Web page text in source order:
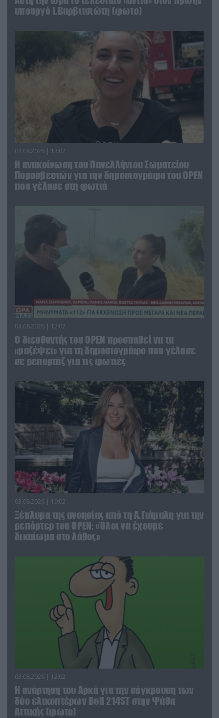
υπουργό Ι.Βαρβιτσιώτη (φωτο)
04.08.2026 | 13:02
Η ανακοίνωση του Πανελλήνιου Σωματείου
Πυροσβεστών για την δημοσιογράφο του OPEN
που γέλασε στη φωτιά
04.08.2026 | 12:02
O διευθυντής του OPEN προσπαθεί να τα
«μαζέψει» για τη δημοσιογράφο που γέλασε
σε ρεπορτάζ για τις φωτιές
03.08.2026 | 19:02
Ξέπλυμα της ανοησίας από τη Α.Γιάμαλη για την
ρεπόρτερ του ΟΡΕΝ: «Όλοι να έχουμε
δικαίωμα στο λάθος»
03.08.2026 | 12:02
Η ανάρτηση του Αρκά για την σύγκρουση των
δύο ελικοπτέρων Bell 214ST στην Ψάθα
Αττικής (φωτο)